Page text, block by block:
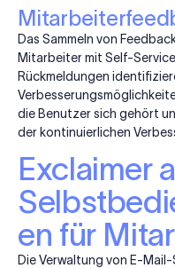
Das Sammeln von
Mitarbeiter mit Self-
Rückmeldungen
die Benutzer sich gehört
der kontinuierlichen
Exclaimer
en für
Die Verwaltung von E-